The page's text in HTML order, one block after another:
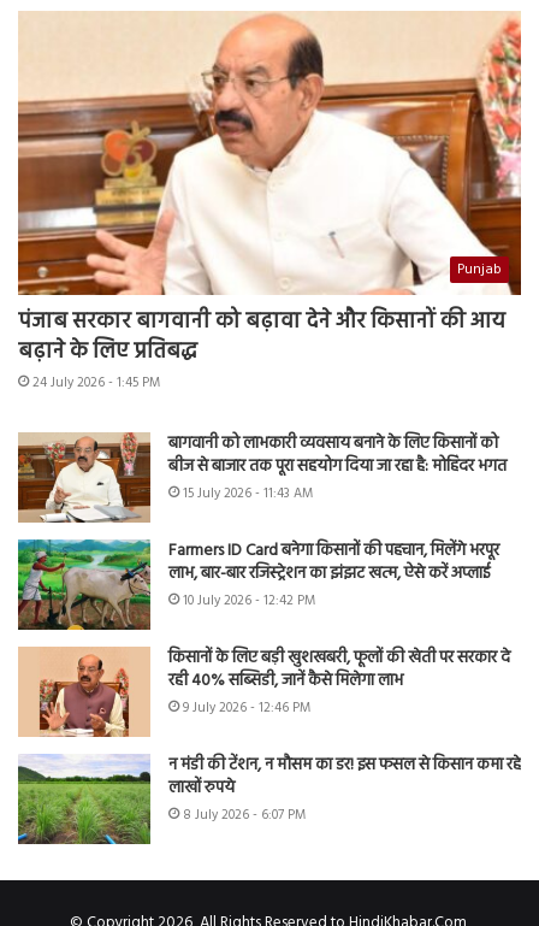
Punjab
पंजाब सरकार बागवानी को बढ़ावा देने और किसानों की आय
बढ़ाने के लिए प्रतिबद्ध
24 July 2026 - 1:45 PM
बागवानी को लाभकारी व्यवसाय बनाने के लिए किसानों को
बीज से बाजार तक पूरा सहयोग दिया जा रहा है: मोहिंदर भगत
15 July 2026 - 11:43 AM
Farmers ID Card बनेगा किसानों की पहचान, मिलेंगे भरपूर
लाभ, बार-बार रजिस्ट्रेशन का झंझट खत्म, ऐसे करें अप्लाई
10 July 2026 - 12:42 PM
किसानों के लिए बड़ी खुशखबरी, फूलों की खेती पर सरकार दे
रही 40% सब्सिडी, जानें कैसे मिलेगा लाभ
9 July 2026 - 12:46 PM
न मंडी की टेंशन, न मौसम का डर! इस फसल से किसान कमा रहे
लाखों रुपये
8 July 2026 - 6:07 PM